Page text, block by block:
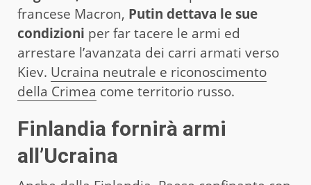
francese Macron, Putin dettava le sue
condizioni per far tacere le armi ed
arrestare l’avanzata dei carri armati verso
Kiev. Ucraina neutrale e riconoscimento
della Crimea come territorio russo.
Finlandia fornirà armi
all’Ucraina